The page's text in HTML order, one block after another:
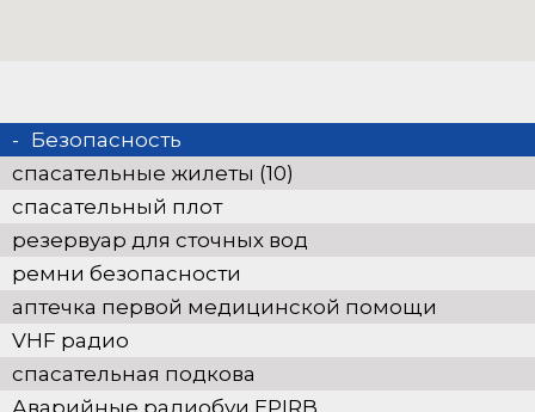
Безопасность
спасательные жилеты (10)
спасательный плот
резервуар для сточных вод
ремни безопасности
аптечка первой медицинской помощи
VHF радио
спасательная подкова
Аварийные радиобуи EPIRB